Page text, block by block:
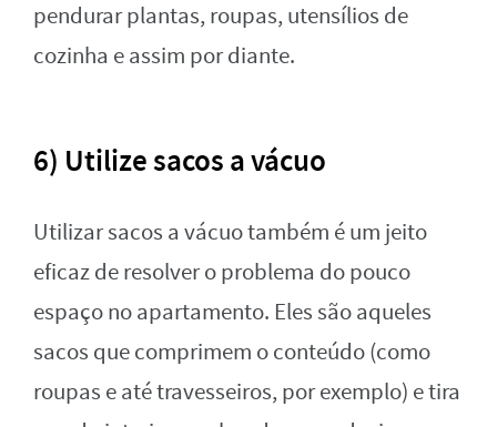
pendurar plantas, roupas, utensílios de
cozinha e assim por diante.
6) Utilize sacos a vácuo
Utilizar sacos a vácuo também é um jeito
eficaz de resolver o problema do pouco
espaço no apartamento. Eles são aqueles
sacos que comprimem o conteúdo (como
roupas e até travesseiros, por exemplo) e tira